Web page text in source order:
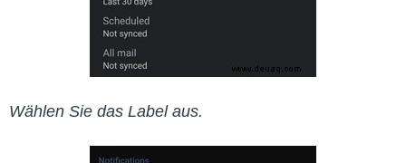
Wählen Sie das Label aus.